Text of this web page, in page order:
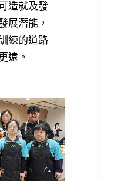
造就及發
展潛能，
練的道路
遠。